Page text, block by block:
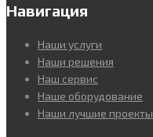
Навигация
Наши услуги
Наши решения
Наш сервис
Наше оборудование
Наши лучшие проекты